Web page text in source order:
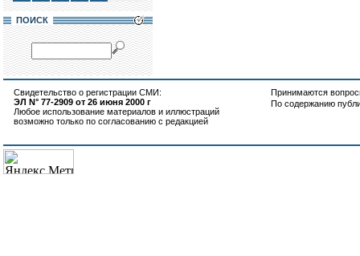
ПОИСК
Свидетельство о регистрации СМИ:
ЭЛ N° 77-2909 от 26 июня 2000 г
Любое использование материалов и иллюстраций
возможно только по согласованию с редакцией
Принимаются
По содержанию